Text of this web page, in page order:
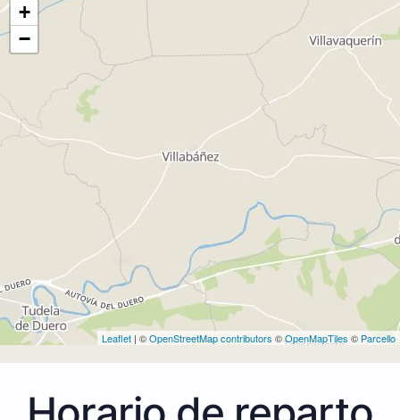
+
−
Leaflet | ©OpenStreetMap contributors ©OpenMapTiles © Parcello